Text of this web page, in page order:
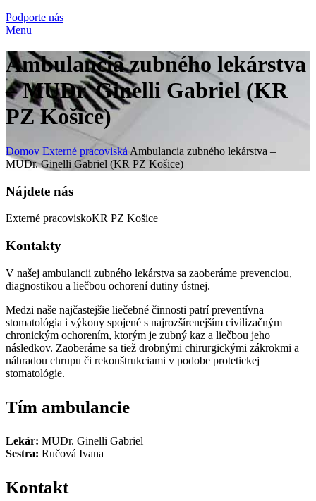
Podporte nás
Menu
Ambulancia zubného lekárstva
– MUDr. Ginelli Gabriel (KR
PZ Košice)
Domov Externé pracoviská Ambulancia zubného lekárstva –
MUDr. Ginelli Gabriel (KR PZ Košice)
Nájdete nás
Externé pracoviskoKR PZ Košice
Kontakty
V našej ambulancii zubného lekárstva sa zaoberáme prevenciou,
diagnostikou a liečbou ochorení dutiny ústnej.
Medzi naše najčastejšie liečebné činnosti patrí preventívna
stomatológia i výkony spojené s najrozšírenejším civilizačným
chronickým ochorením, ktorým je zubný kaz a liečbou jeho
následkov. Zaoberáme sa tiež drobnými chirurgickými zákrokmi a
náhradou chrupu či rekonštrukciami v podobe protetickej
stomatológie.
Tím ambulancie
Lekár: MUDr. Ginelli Gabriel
Sestra: Ručová Ivana
Kontakt